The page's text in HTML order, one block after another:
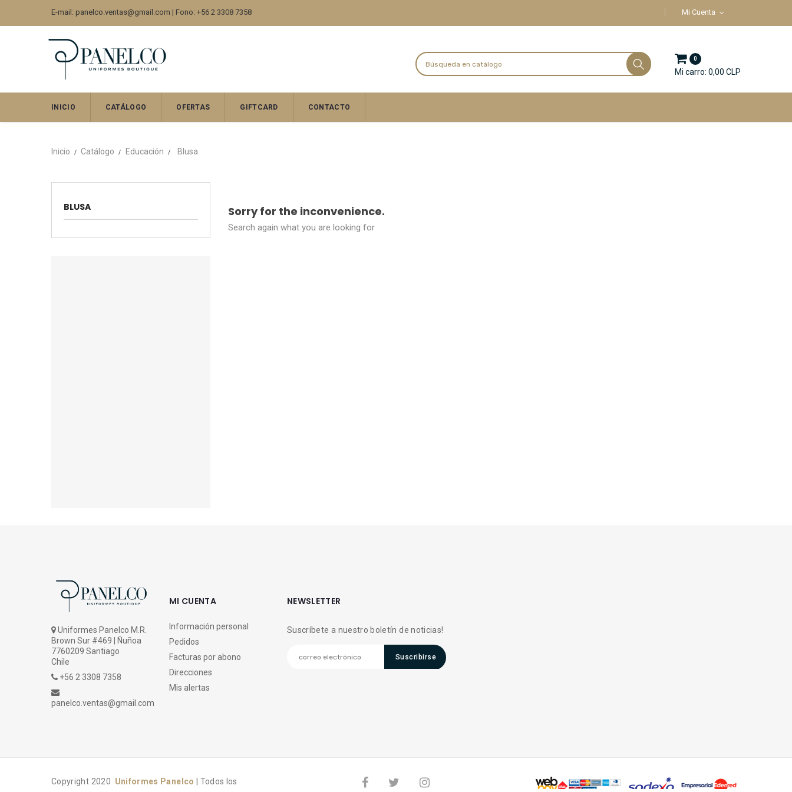
Mi Cuenta
E-mail: panelco.ventas@gmail.com | Fono: +56 2 3308 7358
Mi carro: 0,00 CLP
0
INICIO CATÁLOGO OFERTAS GIFTCARD CONTACTO
Inicio Catálogo Educación Blusa
BLUSA Sorry for the inconvenience.
Search again what you are looking for
Uniformes Panelco M.R.
Brown Sur #469 | Ñuñoa
7760209 Santiago
Chile
+56 2 3308 7358
panelco.ventas@gmail.com
MI CUENTA
Información personal
Pedidos
Facturas por abono
Direcciones
Mis alertas
NEWSLETTER
Suscríbete a nuestro boletín de noticias!
Suscribirse
Copyright 2020 Uniformes Panelco | Todos los